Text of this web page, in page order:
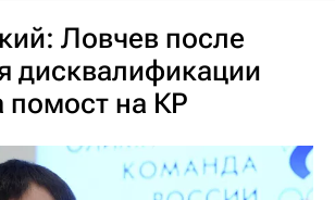
Ловчев после
дисквалификации
помост на КР